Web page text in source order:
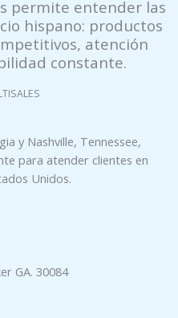
permite entender las
hispano: productos
atención
constante.
y Nashville, Tennessee,
para atender clientes en
Unidos.
GA. 30084